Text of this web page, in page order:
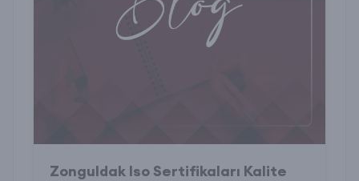
Zonguldak Iso Sertifikaları Kalite